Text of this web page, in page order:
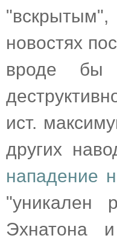
новостях
вроде бы
ист.
других
нападение
"уникален
Эхнатона